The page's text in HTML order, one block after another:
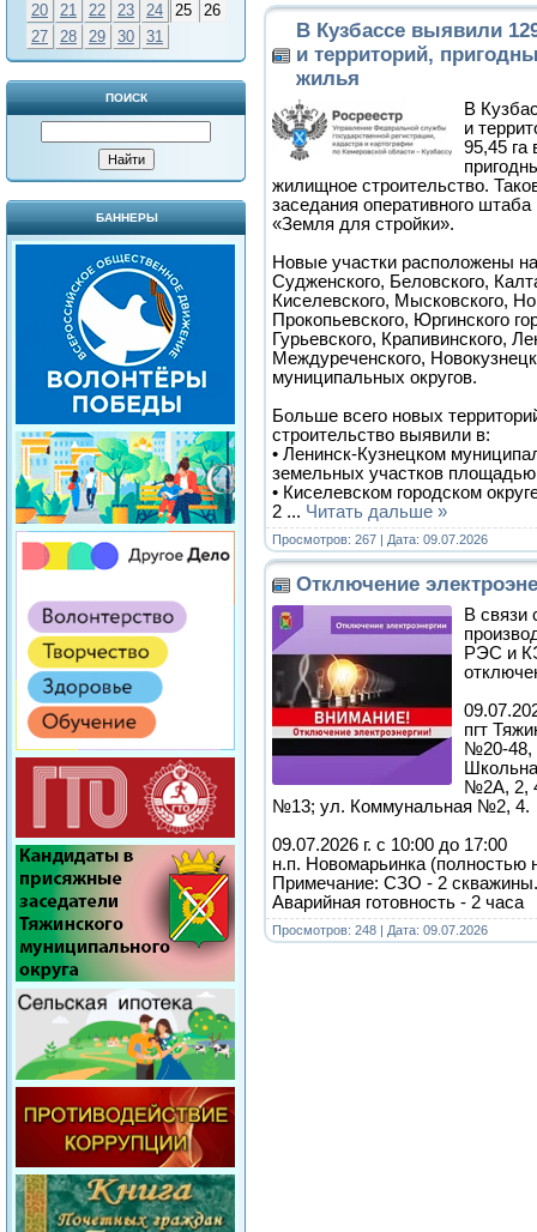
20
21 22 23 24 25
26
27
28 29 30 31
ПОИСК
БАННЕРЫ
В Кузбассе выявили
и территорий,
жилья
В
и
95,45 га
жилищное строительство.
заседания оперативного
«Земля для стройки».
Новые участки расположены
Судженского, Беловского,
Киселевского, Мысковского,
Прокопьевского, Юргинского
Гурьевского, Крапивинского,
Междуреченского,
муниципальных округов.
Больше всего новых
строительство выявили в:
• Ленинск-Кузнецком
земельных участков
• Киселевском городском
2 ... Читать дальше »
Просмотров: 267 | Дата: 09.07.2026
Отключение
В связи
РЭС и
пгт
№20-48,
№2А, 2,
№13; ул. Коммунальная №2, 4.
09.07.2026 г. с 10:00 до 17:00
н.п. Новомарьинка (полностью
Примечание: СЗО - 2 скважины.
Аварийная готовность - 2 часа
Просмотров: 248 | Дата: 09.07.2026